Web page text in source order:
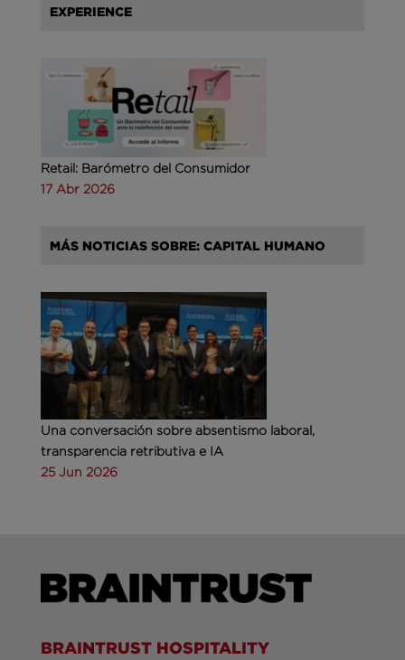
EXPERIENCE
Retail: Barómetro del Consumidor
17 Abr 2026
MÁS NOTICIAS SOBRE: CAPITAL HUMANO
Una conversación sobre absentismo laboral,
transparencia retributiva e IA
25 Jun 2026
BRAINTRUST HOSPITALITY